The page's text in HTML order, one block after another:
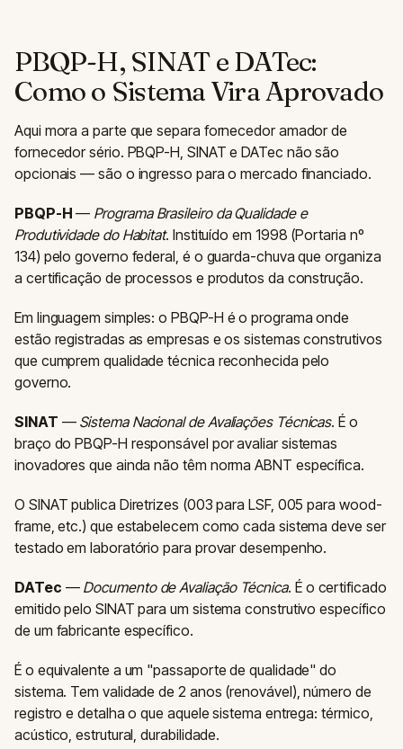
PBQP-H, SINAT e DATec:
Como o Sistema Vira Aprovado
Aqui mora a parte que separa fornecedor amador de
fornecedor sério. PBQP-H, SINAT e DATec não são
opcionais — são o ingresso para o mercado financiado.
PBQP-H — Programa Brasileiro da Qualidade e
Produtividade do Habitat. Instituído em 1998 (Portaria nº
134) pelo governo federal, é o guarda-chuva que organiza
a certificação de processos e produtos da construção.
Em linguagem simples: o PBQP-H é o programa onde
estão registradas as empresas e os sistemas construtivos
que cumprem qualidade técnica reconhecida pelo
governo.
SINAT — Sistema Nacional de Avaliações Técnicas. É o
braço do PBQP-H responsável por avaliar sistemas
inovadores que ainda não têm norma ABNT específica.
O SINAT publica Diretrizes (003 para LSF, 005 para wood-
frame, etc.) que estabelecem como cada sistema deve ser
testado em laboratório para provar desempenho.
DATec — Documento de Avaliação Técnica. É o certificado
emitido pelo SINAT para um sistema construtivo específico
de um fabricante específico.
É o equivalente a um "passaporte de qualidade" do
sistema. Tem validade de 2 anos (renovável), número de
registro e detalha o que aquele sistema entrega: térmico,
acústico, estrutural, durabilidade.